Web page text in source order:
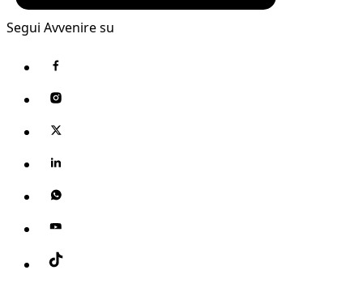
Segui Avvenire su